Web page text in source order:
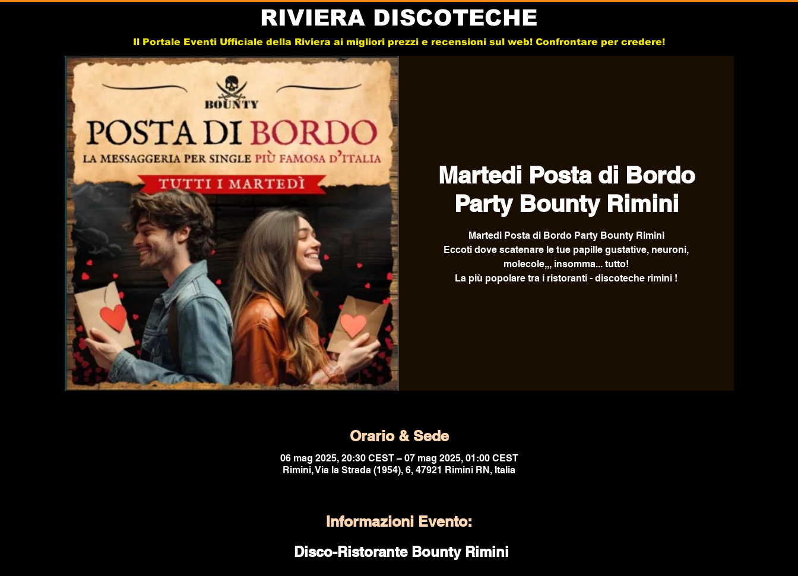
RIVIERA DISCOTECHE
Il Portale Eventi Ufficiale della Riviera ai migliori prezzi e recensioni sul web! Confrontare per credere!
Martedi Posta di Bordo
Party Bounty Rimini
Martedi Posta di Bordo Party Bounty Rimini
Eccoti dove scatenare le tue papille gustative, neuroni,
molecole,,, insomma... tutto!
La più popolare tra i ristoranti - discoteche rimini !
Orario & Sede
06 mag 2025, 20:30 CEST – 07 mag 2025, 01:00 CEST
Rimini, Via la Strada (1954), 6, 47921 Rimini RN, Italia
Informazioni Evento:
Disco-Ristorante Bounty Rimini